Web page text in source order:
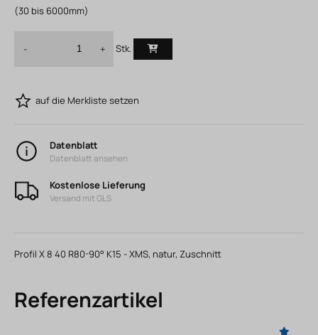
(30 bis 6000mm)
- + Stk.
auf die Merkliste setzen
Datenblatt
Datenblatt ansehen
Kostenlose Lieferung
Versand mit GLS
Profil X 8 40 R80-90° K15 - XMS, natur, Zuschnitt
Referenzartikel